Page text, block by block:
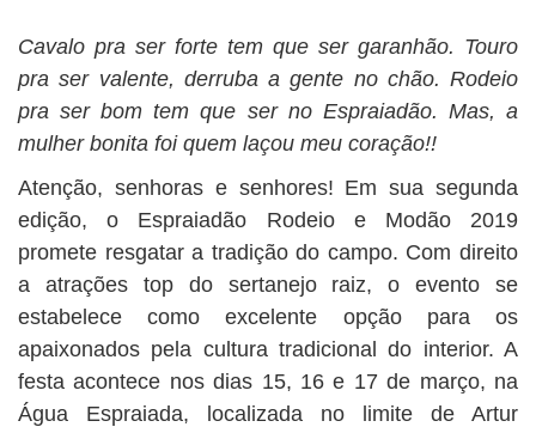
Cavalo pra ser forte tem que ser garanhão. Touro
pra ser valente, derruba a gente no chão. Rodeio
pra ser bom tem que ser no Espraiadão. Mas, a
mulher bonita foi quem laçou meu coração!!
Atenção, senhoras e senhores! Em sua segunda
edição, o Espraiadão Rodeio e Modão 2019
promete resgatar a tradição do campo. Com direito
a atrações top do sertanejo raiz, o evento se
estabelece como excelente opção para os
apaixonados pela cultura tradicional do interior. A
festa acontece nos dias 15, 16 e 17 de março, na
Água Espraiada, localizada no limite de Artur